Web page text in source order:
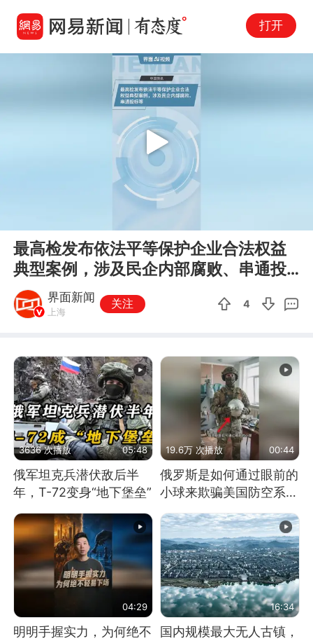
打开
Play
最高检发布依法平等保护企业合法权益
典型案例，涉及民企内部腐败、串通投
标等
界面新闻
上海
关注 4
3636 次播放 05:48
俄军坦克兵潜伏敌后半
年，T-72变身“地下堡垒”
19.6万 次播放 00:44
俄罗斯是如何通过眼前的
小球来欺骗美国防空系统
的
04:29
明明手握实力，为何绝不
16:34
国内规模最大无人古镇，